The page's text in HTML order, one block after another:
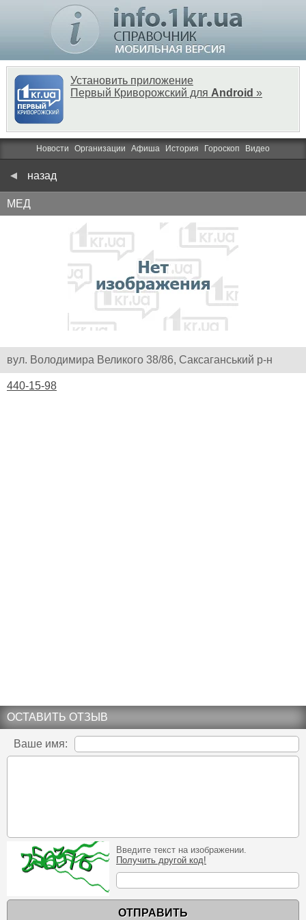
Установить приложение
Первый Криворожский для Android »
Новости Организации Афиша История Гороскоп Видео
назад
МЕД
вул. Володимира Великого 38/86, Саксаганський р-н
440-15-98
ОСТАВИТЬ ОТЗЫВ
Ваше имя:
Введите текст на изображении.
Получить другой код!
ОТПРАВИТЬ